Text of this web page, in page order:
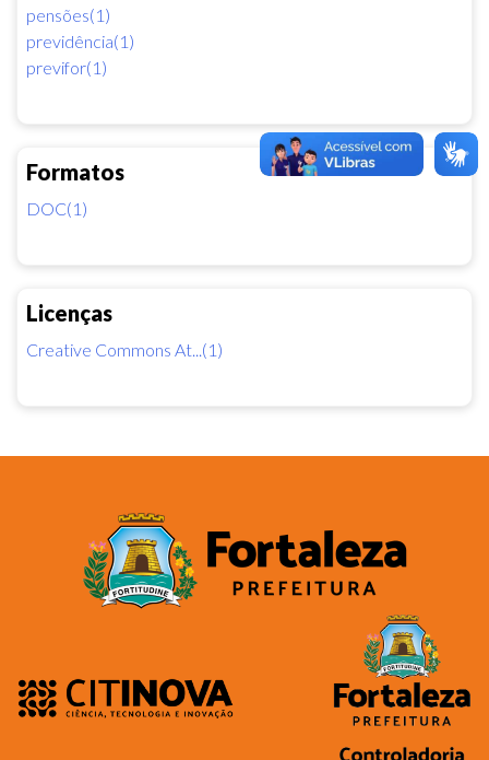
pensões(1)
previdência(1)
previfor(1)
Formatos
DOC(1)
Licenças
Creative Commons At...(1)